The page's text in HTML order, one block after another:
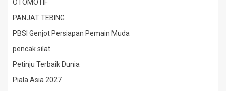
OTOMOTIF
PANJAT TEBING
PBSI Genjot Persiapan Pemain Muda
pencak silat
Petinju Terbaik Dunia
Piala Asia 2027